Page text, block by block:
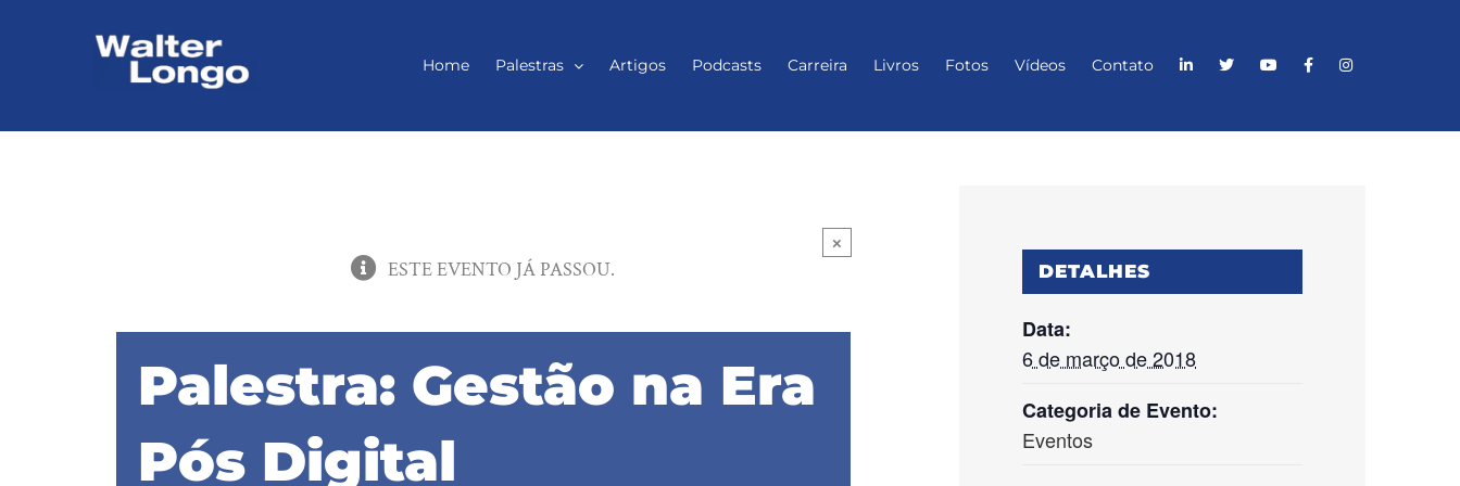
Home Palestras Artigos Podcasts Carreira Livros Fotos Vídeos Contato
×
ESTE EVENTO JÁ PASSOU.
Palestra: Gestão na Era
Pós Digital
DETALHES
Data:
6 de março de 2018
Categoria de Evento:
Eventos